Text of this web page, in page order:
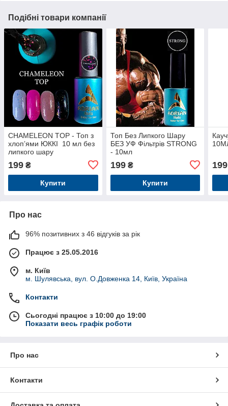
Подібні товари компанії
CHAMELEON TOP - Топ з
хлопʼями ЮККІ 10 мл без
липкого шару
199 ₴
Купити
Топ Без Липкого Шару
БЕЗ УФ Фільтрів STRONG
- 10мл
199₴
Купити
199
Про нас
96% позитивних з 46 відгуків за рік
Працює з 25.05.2016
м. Київ
м. Шулявська, вул. О.Довженка 14, Київ, Україна
Контакти
Сьогодні працює з 10:00 до 19:00
Показати весь графік роботи
Про нас
Контакти